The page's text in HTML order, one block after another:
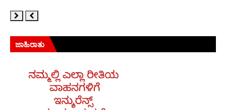
ಜಾಹಿರಾತು